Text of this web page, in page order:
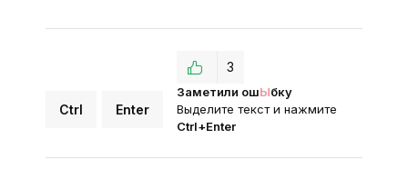
Ctrl Enter
Заметили ошЫбку
Выделите текст и нажмите
Ctrl+Enter
3